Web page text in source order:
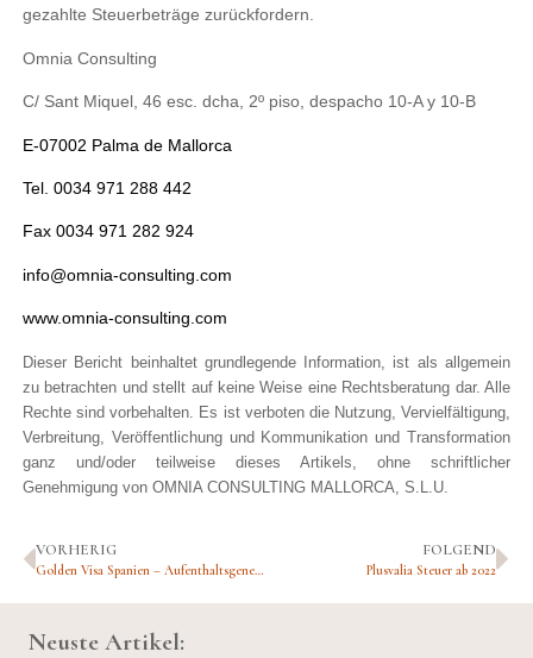
gezahlte Steuerbeträge zurückfordern.
Omnia Consulting
C/ Sant Miquel, 46 esc. dcha, 2º piso, despacho 10-A y 10-B
E-07002 Palma de Mallorca
Tel. 0034 971 288 442
Fax 0034 971 282 924
info@omnia-consulting.com
www.omnia-consulting.com
Dieser Bericht beinhaltet grundlegende Information, ist als allgemein
zu betrachten und stellt auf keine Weise eine Rechtsberatung dar. Alle
Rechte sind vorbehalten. Es ist verboten die Nutzung, Vervielfältigung,
Verbreitung, Veröffentlichung und Kommunikation und Transformation
ganz und/oder teilweise dieses Artikels, ohne schriftlicher
Genehmigung von OMNIA CONSULTING MALLORCA, S.L.U.
VORHERIG
Golden Visa Spanien – Aufenthaltsgenehmigung für Investoren
FOLGEND
Plusvalia Steuer ab 2022
Neuste Artikel: